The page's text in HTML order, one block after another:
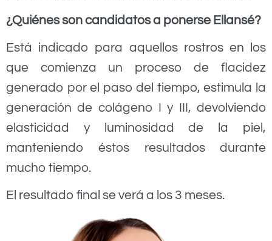
¿Quiénes son candidatos a ponerse Ellansé?
Está indicado para aquellos rostros en los
que comienza un proceso de flacidez
generado por el paso del tiempo, estimula la
generación de colágeno I y III, devolviendo
elasticidad y luminosidad de la piel,
manteniendo éstos resultados durante
mucho tiempo.
El resultado final se verá a los 3 meses.